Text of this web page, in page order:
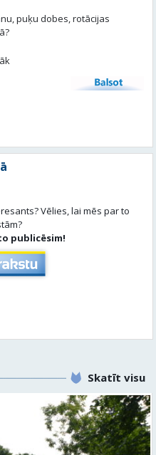
puķu dobes, rotācijas
Balsot
Vēlies, lai mēs par to
publicēsim!
Skatīt visu